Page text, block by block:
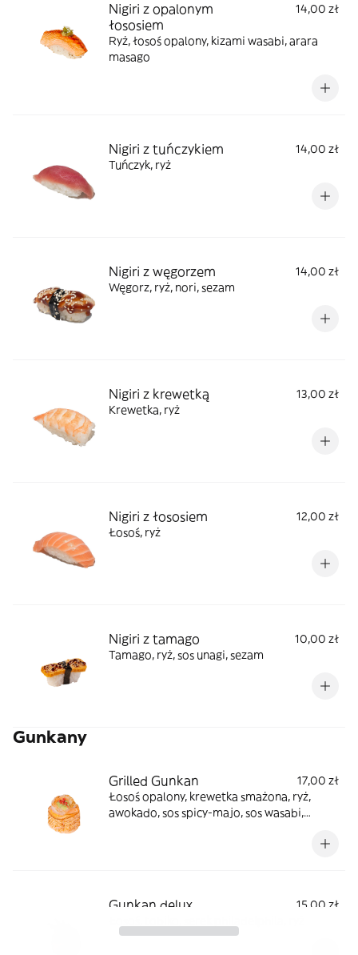
Nigiri z opalonym
łososiem
14,00 zł
Ryż, łosoś opalony, kizami wasabi, arara
masago
Nigiri z tuńczykiem
14,00 zł
Tuńczyk, ryż
Nigiri z węgorzem
14,00 zł
Węgorz, ryż, nori, sezam
Nigiri z krewetką
13,00 zł
Krewetka, ryż
Nigiri z łososiem
12,00 zł
Łosoś, ryż
Nigiri z tamago
10,00 zł
Tamago, ryż, sos unagi, sezam
Gunkany
Grilled Gunkan
17,00 zł
Łosoś opalony, krewetka smażona, ryż,
awokado, sos spicy-majo, sos wasabi,
Gunkan delux
15,00 zł